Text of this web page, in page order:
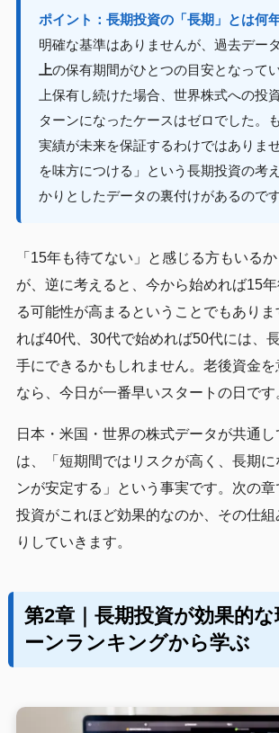
ポイント：長期投資の「長期」とは何
明確な基準はありませんが、過去デー
上の保有期間がひとつの目安となって
上保有し続けた場合、世界株式への投
ターンになったケースはゼロでした。
実績が未来を保証するわけではありま
を味方につける」という長期投資の考
かりとしたデータの裏付けがあるのです
「15年も待てない」と感じる方もいる
が、逆に考えると、今から始めれば15
る可能性が高まるということでもあり
れば40代、30代で始めれば50代には、
手にできるかもしれません。老後資金を
なら、今日が一番早いスタートの日です
日本・米国・世界の株式データが共通
は、「短期間ではリスクが高く、長期
ンが安定する」という事実です。次の
投資がこれほど効果的なのか、その仕
りしていきます。
第2章｜長期投資が効果的な
ーンランキングから学ぶ